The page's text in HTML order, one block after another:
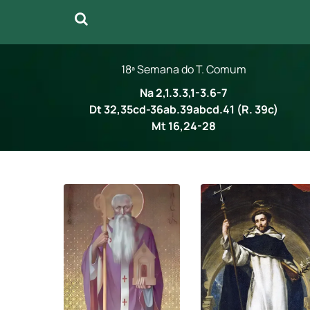
18ª Semana do T. Comum
Na 2,1.3.3,1-3.6-7
Dt 32,35cd-36ab.39abcd.41 (R. 39c)
Mt 16,24-28